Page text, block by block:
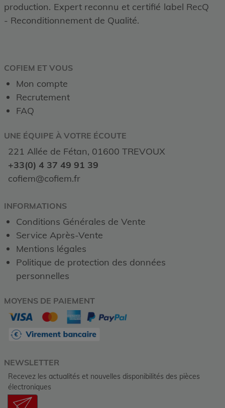
production. Expert reconnu et certifié label RecQ
- Reconditionnement de Qualité.
COFIEM ET VOUS
Mon compte
Recrutement
FAQ
UNE ÉQUIPE À VOTRE ÉCOUTE
221 Allée de Fétan, 01600 TREVOUX
+33(0) 4 37 49 91 39
cofiem@cofiem.fr
INFORMATIONS
Conditions Générales de Vente
Service Après-Vente
Mentions légales
Politique de protection des données
personnelles
MOYENS DE PAIEMENT
NEWSLETTER
Recevez les actualités et nouvelles disponibilités des pièces
électroniques